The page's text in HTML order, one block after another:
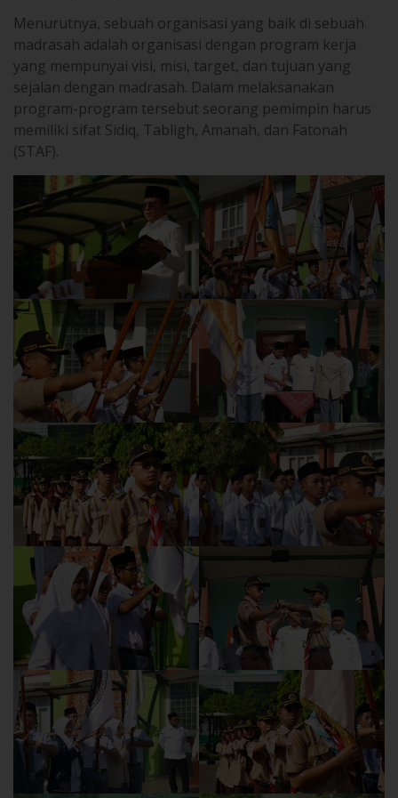
Menurutnya, sebuah organisasi yang baik di sebuah
madrasah adalah organisasi dengan program kerja
yang mempunyai visi, misi, target, dan tujuan yang
sejalan dengan madrasah. Dalam melaksanakan
program-program tersebut seorang pemimpin harus
memiliki sifat Sidiq, Tabligh, Amanah, dan Fatonah
(STAF).